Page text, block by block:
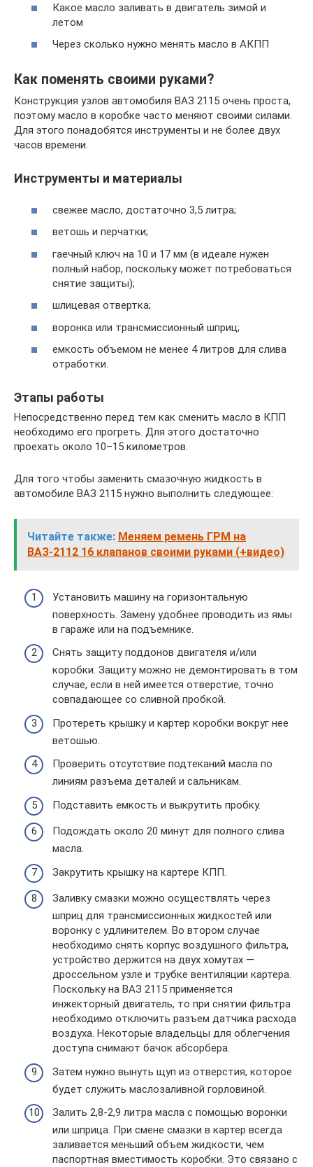
Какое масло заливать в двигатель зимой и
летом
Через сколько нужно менять масло в АКПП
Как поменять своими руками?
Конструкция узлов автомобиля ВАЗ 2115 очень проста,
поэтому масло в коробке часто меняют своими силами.
Для этого понадобятся инструменты и не более двух
часов времени.
Инструменты и материалы
свежее масло, достаточно 3,5 литра;
ветошь и перчатки;
гаечный ключ на 10 и 17 мм (в идеале нужен
полный набор, поскольку может потребоваться
снятие защиты);
шлицевая отвертка;
воронка или трансмиссионный шприц;
емкость объемом не менее 4 литров для слива
отработки.
Этапы работы
Непосредственно перед тем как сменить масло в КПП
необходимо его прогреть. Для этого достаточно
проехать около 10–15 километров.
Для того чтобы заменить смазочную жидкость в
автомобиле ВАЗ 2115 нужно выполнить следующее:
Читайте также: Меняем ремень ГРМ на
ВАЗ-2112 16 клапанов своими руками (+видео)
Установить машину на горизонтальную
поверхность. Замену удобнее проводить из ямы
в гараже или на подъемнике.
Снять защиту поддонов двигателя и/или
коробки. Защиту можно не демонтировать в том
случае, если в ней имеется отверстие, точно
совпадающее со сливной пробкой.
Протереть крышку и картер коробки вокруг нее
ветошью.
Проверить отсутствие подтеканий масла по
линиям разъема деталей и сальникам.
Подставить емкость и выкрутить пробку.
Подождать около 20 минут для полного слива
масла.
Закрутить крышку на картере КПП.
Заливку смазки можно осуществлять через
шприц для трансмиссионных жидкостей или
воронку с удлинителем. Во втором случае
необходимо снять корпус воздушного фильтра,
устройство держится на двух хомутах —
дроссельном узле и трубке вентиляции картера.
Поскольку на ВАЗ 2115 применяется
инжекторный двигатель, то при снятии фильтра
необходимо отключить разъем датчика расхода
воздуха. Некоторые владельцы для облегчения
доступа снимают бачок абсорбера.
Затем нужно вынуть щуп из отверстия, которое
будет служить маслозаливной горловиной.
Залить 2,8-2,9 литра масла с помощью воронки
или шприца. При смене смазки в картер всегда
заливается меньший объем жидкости, чем
паспортная вместимость коробки. Это связано с